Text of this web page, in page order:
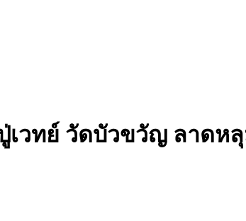
เวทย์ วัดบัวขวัญ ลาดห